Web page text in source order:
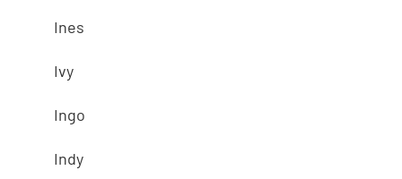
Ines
Ivy
Ingo
Indy